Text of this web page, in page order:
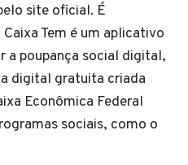
site oficial. É
Tem é um aplicativo
a poupança social digital,
digital gratuita criada
Econômica Federal
sociais, como o